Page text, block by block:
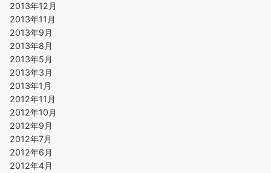
2013年12月
2013年11月
2013年9月
2013年8月
2013年5月
2013年3月
2013年1月
2012年11月
2012年10月
2012年9月
2012年7月
2012年6月
2012年4月